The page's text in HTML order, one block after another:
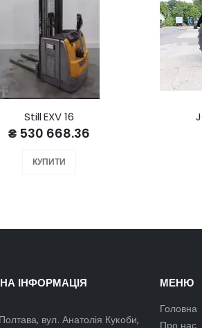
Still EXV 16
₴ 530 668.36
КУПИТИ
ІНФОРМАЦІЯ
вул. Анатолія Кукоби,
МЕНЮ
Головна